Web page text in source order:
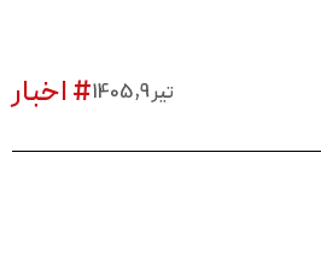
تیر 9, 1405 # اخبار